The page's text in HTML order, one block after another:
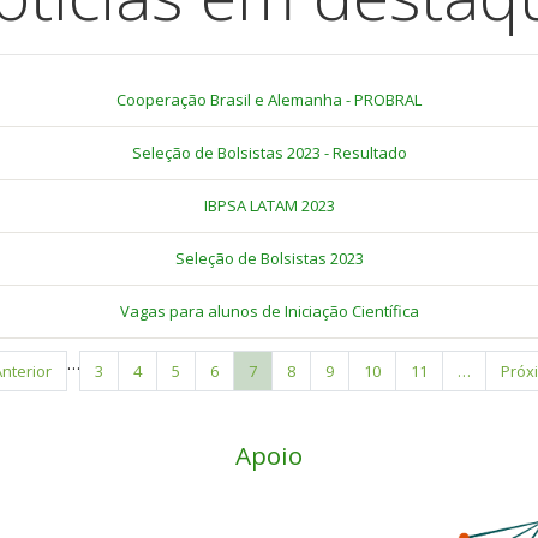
Cooperação Brasil e Alemanha - PROBRAL
Seleção de Bolsistas 2023 - Resultado
IBPSA LATAM 2023
Seleção de Bolsistas 2023
Vagas para alunos de Iniciação Científica
… Page
3 Page
4 Page
5 Page
6
Página
atual
7 Page
8 Page
9 Page
10 Page
11 …
Apoio